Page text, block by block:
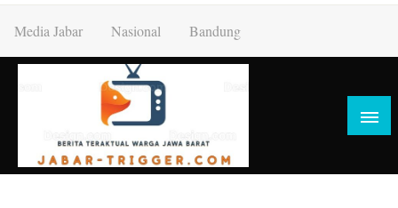
content
Media Jabar Nasional Bandung